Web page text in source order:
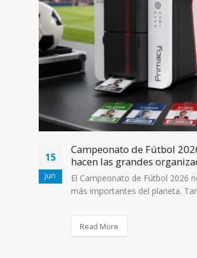
15
Jun
Campeonato de Fútbol
hacen las grandes
El Campeonato de Fútbol 2026
más importantes del planeta.
Read More